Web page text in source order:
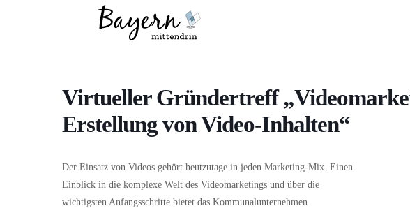
Virtueller Gründertreff
Erstellung von Video-Inhalten“
Der Einsatz von Videos gehört heutzutage in jeden Marketing-Mix. Einen
Einblick in die komplexe Welt des Videomarketings und über die
wichtigsten Anfangsschritte bietet das Kommunalunternehmen